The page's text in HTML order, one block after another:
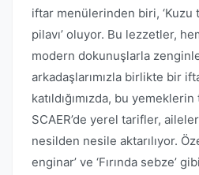
iftar menülerinden biri, ‘Kuzu
pilavı’ oluyor. Bu lezzetler,
modern dokunuşlarla
arkadaşlarımızla birlikte bir
katıldığımızda, bu yemeklerin
SCAER’de yerel tarifler,
nesilden nesile aktarılıyor.
enginar’ ve ‘Fırında sebze’